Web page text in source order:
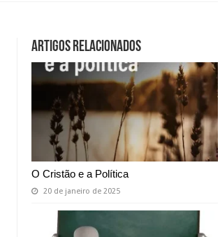
Artigos relacionados
O Cristão e a Política
20 de janeiro de 2025